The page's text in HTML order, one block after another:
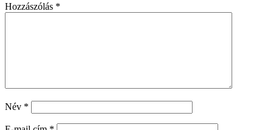
Hozzászólás *
Név *